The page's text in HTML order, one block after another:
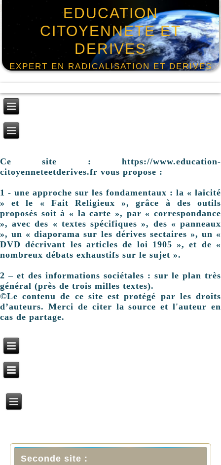
EDUCATION
CITOYENNETE ET
DERIVES
EXPERT EN RADICALISATION ET DERIVES
Ce site : https://www.education-
citoyenneteetderives.fr vous propose :
1 - une approche sur les fondamentaux : la « laïcité
» et le « Fait Religieux », grâce à des outils
proposés soit à « la carte », par « correspondance
», avec des « textes spécifiques », des « panneaux
», un « diaporama sur les dérives sectaires », un «
DVD décrivant les articles de loi 1905 », et de «
nombreux débats exhaustifs sur le sujet ».
2 – et des informations sociétales : sur le plan très
général (près de trois milles textes).
©Le contenu de ce site est protégé par les droits
d’auteurs. Merci de citer la source et l'auteur en
cas de partage.
Seconde site :